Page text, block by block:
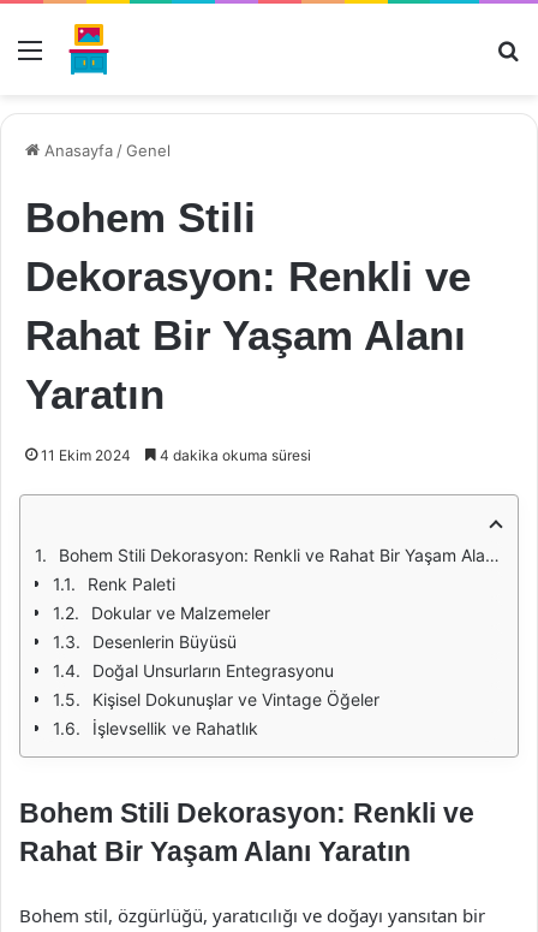
Menü
Anasayfa /Genel
Bohem Stili
Dekorasyon: Renkli ve
Rahat Bir Yaşam Alanı
Yaratın
11 Ekim 2024 4 dakika okuma süresi
Bohem Stili Dekorasyon: Renkli ve Rahat Bir Yaşam Alanı Yaratın
Renk Paleti
Dokular ve Malzemeler
Desenlerin Büyüsü
Doğal Unsurların Entegrasyonu
Kişisel Dokunuşlar ve Vintage Öğeler
İşlevsellik ve Rahatlık
Bohem Stili Dekorasyon: Renkli ve
Rahat Bir Yaşam Alanı Yaratın
Bohem stil, özgürlüğü, yaratıcılığı ve doğayı yansıtan bir